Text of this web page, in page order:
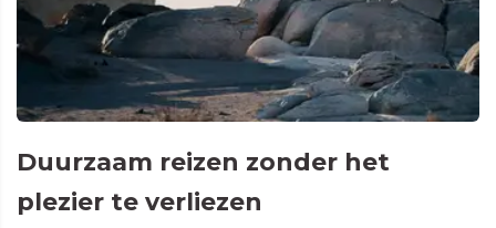
Duurzaam reizen zonder het
plezier te verliezen